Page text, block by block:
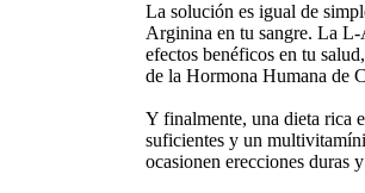
La solución es igual de
Arginina en tu sangre. La
efectos benéficos en tu
de la Hormona Humana de
Y finalmente, una dieta rica
suficientes y un
ocasionen erecciones duras